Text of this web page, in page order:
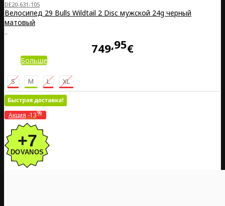
DE20-631-105
Велосипед 29 Bulls Wildtail 2 Disc мужской 24g черный
матовый
..
749 95€
Больше
S M L XL
Акция -13%